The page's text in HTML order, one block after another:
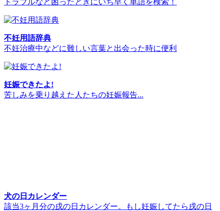
不妊用語辞典
不妊治療中などに難しい言葉と出会った時に便利
妊娠できたよ!
苦しみを乗り越えた人たちの妊娠報告...
犬の日カレンダー
該当3ヶ月分の戌の日カレンダー。もし妊娠してたら戌の日